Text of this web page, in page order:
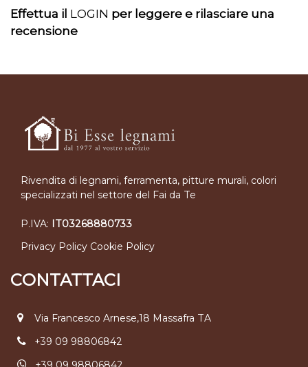
Effettua il LOGIN per leggere e rilasciare una
recensione
Rivendita di legnami, ferramenta, pitture murali, colori
specializzati nel settore del Fai da Te
P.IVA: IT03268880733
Privacy Policy Cookie Policy
CONTATTACI
Via Francesco Arnese,18 Massafra TA
+39 09 98806842